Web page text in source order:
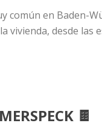
común en Baden-
vivienda, desde las
🍫